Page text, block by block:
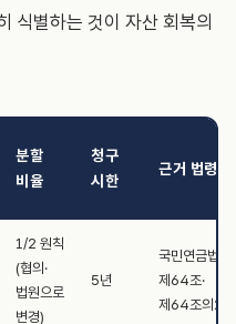
식별하는 것이 자산 회복의
분할
비율
청구
시한
근거 법령
1/2 원칙
(협의·
법원으로
변경)
5년
국민연금법
제64조·
제64조의2